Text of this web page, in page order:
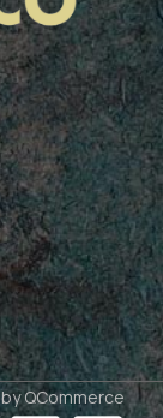
by QCommerce